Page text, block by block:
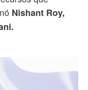
Nishant Roy,